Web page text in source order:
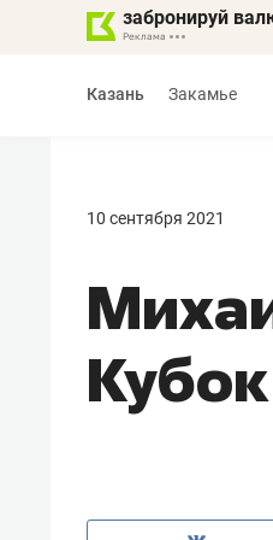
забронируй
Казань Закамье
10 сентября 2021